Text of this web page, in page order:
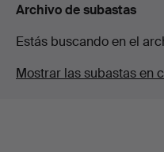
Archivo de subastas
Estás buscando en el
Mostrar las subastas en